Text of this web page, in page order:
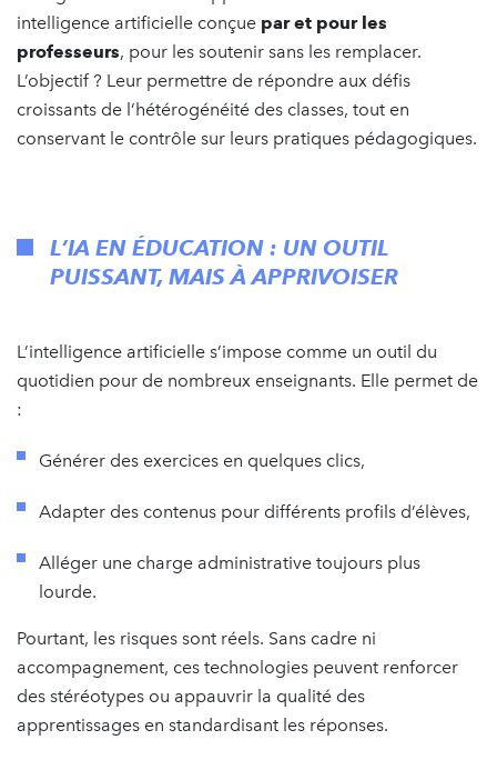
intelligence artificielle conçue par et pour les
professeurs, pour les soutenir sans les remplacer.
L’objectif ? Leur permettre de répondre aux défis
croissants de l’hétérogénéité des classes, tout en
conservant le contrôle sur leurs pratiques pédagogiques.
L’IA EN ÉDUCATION : UN OUTIL
PUISSANT, MAIS À APPRIVOISER
L’intelligence artificielle s’impose comme un outil du
quotidien pour de nombreux enseignants. Elle permet de
:
Générer des exercices en quelques clics,
Adapter des contenus pour différents profils d’élèves,
Alléger une charge administrative toujours plus
lourde.
Pourtant, les risques sont réels. Sans cadre ni
accompagnement, ces technologies peuvent renforcer
des stéréotypes ou appauvrir la qualité des
apprentissages en standardisant les réponses.